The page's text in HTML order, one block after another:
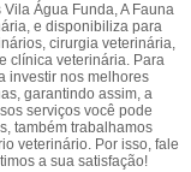
Água Funda, A Fauna
e disponibiliza para
cirurgia veterinária,
clínica veterinária. Para
investir nos melhores
garantindo assim, a
serviços você pode
também trabalhamos
veterinário. Por isso, fale
a sua satisfação!